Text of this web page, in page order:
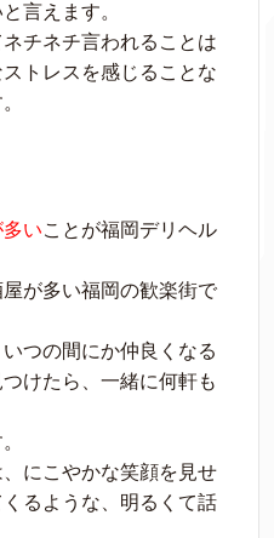
言えます。
チネチ言われることは
トレスを感じることな
いことが福岡デリヘル
が多い福岡の歓楽街で
つの間にか仲良くなる
けたら、一緒に何軒も
にこやかな笑顔を見せ
るような、明るくて話